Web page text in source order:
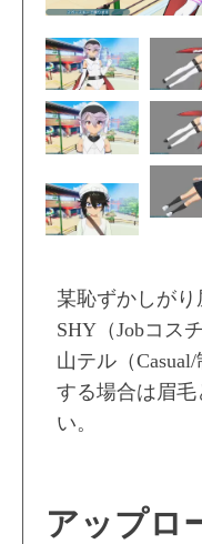
某恥ずかしが
SHY（Jobコス
山テル（
する場合は眉毛
い。
アップロ